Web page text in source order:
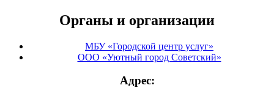
Органы и организации
МБУ «Городской центр услуг»
ООО «Уютный город Советский»
Адрес: